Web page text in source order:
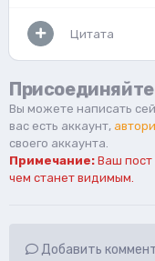
Цитата
Вы можете написать
вас есть аккаунт,
своего аккаунта.
Примечание: Ваш
чем станет видимым.
Добавить